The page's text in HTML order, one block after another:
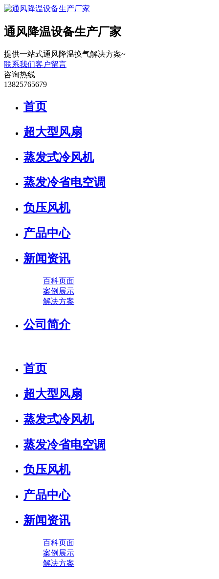
通风降温设备生产厂家
提供一站式通风降温换气解决方案~
联系我们客户留言
咨询热线
13825765679
首页
超大型风扇
蒸发式冷风机
蒸发冷省电空调
负压风机
产品中心
新闻资讯
百科页面
案例展示
解决方案
公司简介
首页
超大型风扇
蒸发式冷风机
蒸发冷省电空调
负压风机
产品中心
新闻资讯
百科页面
案例展示
解决方案